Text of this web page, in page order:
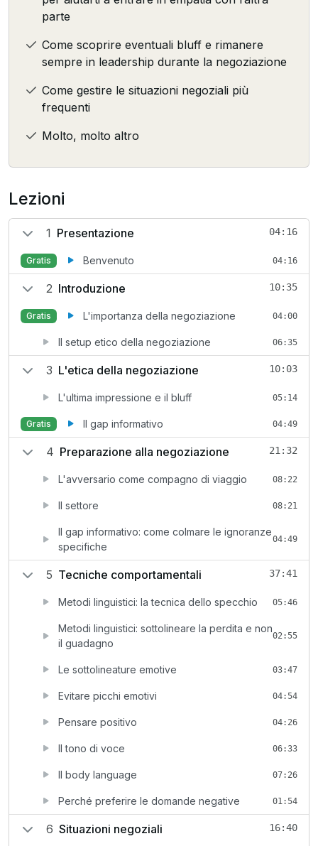
parte
Come scoprire eventuali bluff e rimanere
sempre in leadership durante la negoziazione
Come gestire le situazioni negoziali più
frequenti
Molto, molto altro
Lezioni
1 Presentazione 04:16
Gratis Benvenuto 04:16
2 Introduzione 10:35
Gratis L'importanza della negoziazione 04:00
Il setup etico della negoziazione 06:35
3 L'etica della negoziazione 10:03
L'ultima impressione e il bluff 05:14
Gratis Il gap informativo 04:49
4 Preparazione alla negoziazione 21:32
L'avversario come compagno di viaggio 08:22
Il settore 08:21
Il gap informativo: come colmare le ignoranze
specifiche
04:49
5 Tecniche comportamentali 37:41
Metodi linguistici: la tecnica dello specchio 05:46
Metodi linguistici: sottolineare la perdita e non
il guadagno
02:55
Le sottolineature emotive 03:47
Evitare picchi emotivi 04:54
Pensare positivo 04:26
Il tono di voce 06:33
Il body language 07:26
Perché preferire le domande negative 01:54
6 Situazioni negoziali 16:40